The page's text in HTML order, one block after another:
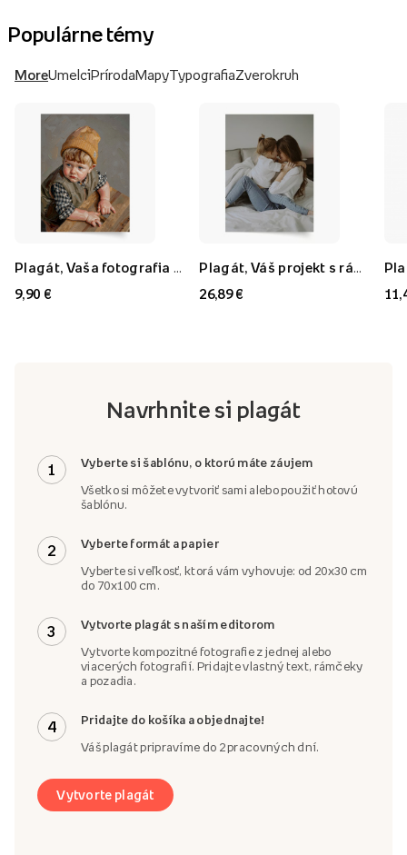
Populárne témy
MoreUmelciPrírodaMapyTypografiaZverokruh
9,90 €
26,89 €
Navrhnite si plagát
1 Vyberte si šablónu, o ktorú máte záujem
Všetko si môžete vytvoriť sami alebo použiť hotovú
šablónu.
2 Vyberte formát a papier
Vyberte si veľkosť, ktorá vám vyhovuje: od 20x30 cm
do 70x100 cm.
3 Vytvorte plagát s naším editorom
Vytvorte kompozitné fotografie z jednej alebo
viacerých fotografií. Pridajte vlastný text, rámčeky
a pozadia.
4 Pridajte do košíka a objednajte!
Váš plagát pripravíme do 2 pracovných dní.
Vytvorte plagát